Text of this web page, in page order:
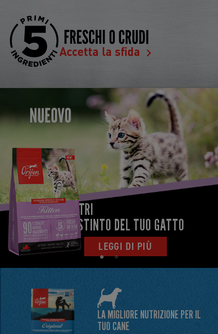
Accetta la sfida
NUTRI
L’ISTINTO DEL TUO GATTO
LEGGI DI PIÙ
IL POTERE DELLA NUTRIZIONE NELLE PROPORZIONI DELLA
PREDA INTERA
SCOPRI DI PIÙ
LA MIGLIORE NUTRIZIONE PER IL
TUO CANE